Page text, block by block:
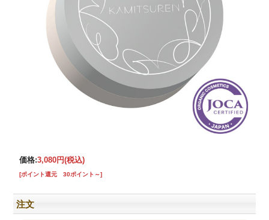
価格:3,080円(税込)
[ポイント還元 30ポイント～]
注文